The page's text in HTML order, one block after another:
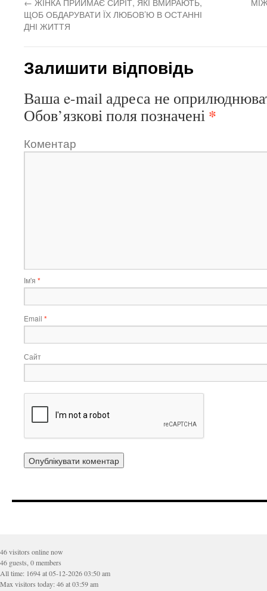
ЩОБ ОБДАРУВАТИ ЇХ ЛЮБОВ’Ю В ОСТАННІ
ДНІ ЖИТТЯ
Залишити відповідь
Ваша e-mail адреса не
Обов’язкові поля позначені *
Коментар
Ім'я *
Email *
Сайт
46 visitors online now
46 guests, 0 members
All time: 1694 at 05-12-2026 03:50 am
Max visitors today: 46 at 03:59 am